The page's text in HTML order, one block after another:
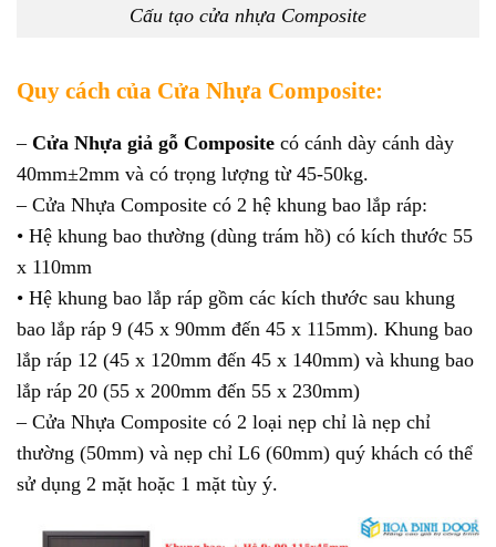
Cấu tạo cửa nhựa Composite
Quy cách của Cửa Nhựa Composite:
– Cửa Nhựa giả gỗ Composite có cánh dày cánh dày
40mm±2mm và có trọng lượng từ 45-50kg.
– Cửa Nhựa Composite có 2 hệ khung bao lắp ráp:
• Hệ khung bao thường (dùng trám hồ) có kích thước 55
x 110mm
• Hệ khung bao lắp ráp gồm các kích thước sau khung
bao lắp ráp 9 (45 x 90mm đến 45 x 115mm). Khung bao
lắp ráp 12 (45 x 120mm đến 45 x 140mm) và khung bao
lắp ráp 20 (55 x 200mm đến 55 x 230mm)
– Cửa Nhựa Composite có 2 loại nẹp chỉ là nẹp chỉ
thường (50mm) và nẹp chỉ L6 (60mm) quý khách có thể
sử dụng 2 mặt hoặc 1 mặt tùy ý.